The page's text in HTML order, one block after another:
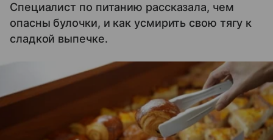
Специалист по питанию рассказала, чем
опасны булочки, и как усмирить свою тягу к
сладкой выпечке.